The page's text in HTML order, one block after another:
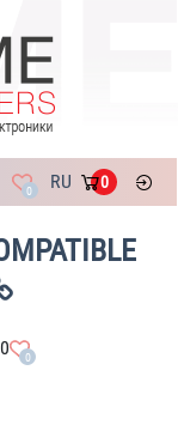
0 RU 0
0 0